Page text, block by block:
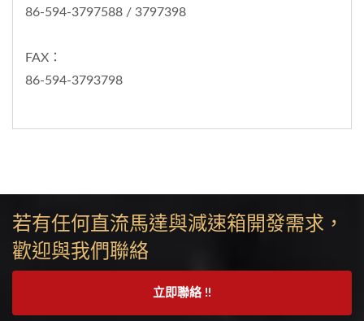
86-594-3797588 / 3797398
FAX：
86-594-3793798
若有任何直流馬達與減速箱開發需求，
歡迎與我們聯絡
立即聯絡 !!